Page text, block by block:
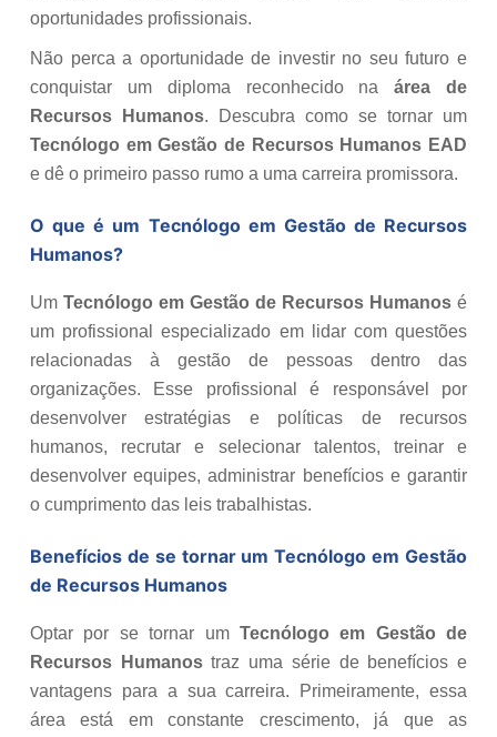
oportunidades profissionais.
Não perca a oportunidade de investir no seu futuro e
conquistar um diploma reconhecido naárea de
Recursos Humanos. Descubra como se tornar um
Tecnólogo em Gestão de Recursos Humanos EAD
e dê o primeiro passo rumo a uma carreira promissora.
O que é um Tecnólogo em Gestão de Recursos
Humanos?
Um Tecnólogo em Gestão de Recursos Humanos é
um profissional especializado em lidar com questões
relacionadas à gestão de pessoas dentro das
organizações. Esse profissional é responsável por
desenvolver estratégias e políticas de recursos
humanos, recrutar e selecionar talentos, treinar e
desenvolver equipes, administrar benefícios e garantir
o cumprimento das leis trabalhistas.
Benefícios de se tornar um Tecnólogo em Gestão
de Recursos Humanos
Optar por se tornar um Tecnólogo em Gestão de
Recursos Humanostraz uma série de benefícios e
vantagens para a sua carreira. Primeiramente, essa
área está em constante crescimento, já que as